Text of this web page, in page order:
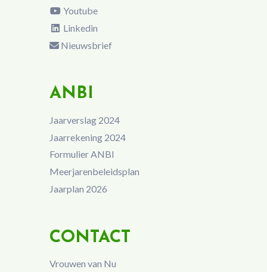
Youtube
Linkedin
Nieuwsbrief
ANBI
Jaarverslag 2024
Jaarrekening 2024
Formulier ANBI
Meerjarenbeleidsplan
Jaarplan 2026
CONTACT
Vrouwen van Nu